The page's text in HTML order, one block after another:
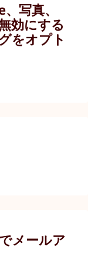
写真、
効にする
をオプト
メールア